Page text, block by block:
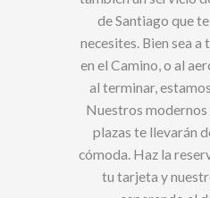
de Santiago que
necesites. Bien sea
en el Camino, o al
al terminar,
Nuestros modernos
plazas te llevarán
cómoda. Haz la
tu tarjeta y